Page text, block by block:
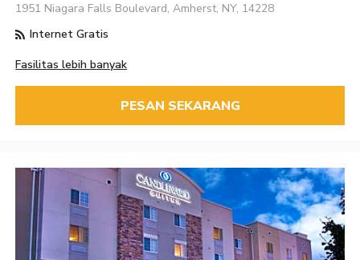
1951 Niagara Falls Boulevard, Amherst, NY, 14228
Internet Gratis
Fasilitas lebih banyak
PESAN SEKARANG